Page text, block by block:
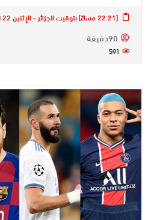
[22:21 مساءً] بتوقيت الجزائر - الإثنين 22 نوفمبر 2021
90دقيقة
591